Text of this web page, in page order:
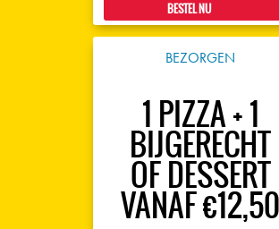
BESTEL NU
BEZORGEN
1 PIZZA + 1
BIJGERECHT
OF DESSERT
VANAF €12,50